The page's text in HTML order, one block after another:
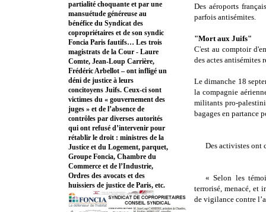
Des aéroports
parfois antisémites.
"Mort aux Juifs"
C'est au comptoir
des actes antisémites
Le dimanche 18
la compagnie
militants pro-
bagages en partance
Des activistes ont
« Selon les
terrorisé, menacé, et
de vigilance contre
partialité choquante et par une
mansuétude généreuse au
bénéfice du Syndicat des
copropriétaires et de son syndic
Foncia Paris fautifs… Les trois
magistrats de la Cour - Laure
Comte, Jean-Loup Carrière,
Frédéric Arbellot – ont infligé un
déni de justice à leurs
concitoyens Juifs. Ceux-ci sont
victimes du « gouvernement des
juges » et de l’absence de
contrôles par diverses autorités
qui ont refusé d’intervenir pour
rétablir le droit : ministres de la
Justice et du Logement, parquet,
Groupe Foncia, Chambre du
Commerce et de l’Industrie,
Ordres des avocats et des
huissiers de justice de Paris, etc.